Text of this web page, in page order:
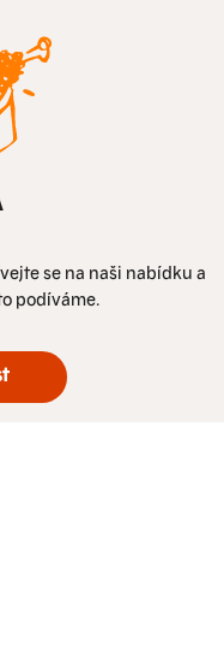
se na naši nabídku a
podíváme.